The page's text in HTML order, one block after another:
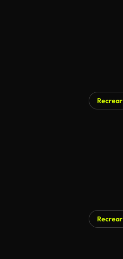
Recrear
Recrear